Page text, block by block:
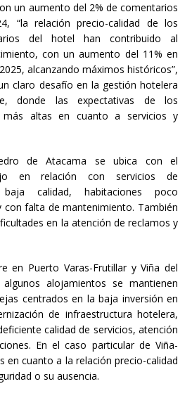
un aumento del 2% de comentarios
“la relación precio-calidad de los
del hotel han contribuido al
con un aumento del 11% en
alcanzando máximos históricos”,
claro desafío en la gestión hotelera
donde las expectativas de los
más altas en cuanto a servicios y
de Atacama se ubica con el
en relación con servicios de
calidad, habitaciones poco
falta de mantenimiento. También
en la atención de reclamos y
en Puerto Varas-Frutillar y Viña del
algunos alojamientos se mantienen
centrados en la baja inversión en
de infraestructura hotelera,
calidad de servicios, atención
En el caso particular de Viña-
en cuanto a la relación precio-calidad
o su ausencia.